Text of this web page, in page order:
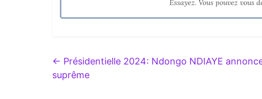
Essayez. Vous pouvez vous
← Présidentielle 2024: Ndongo NDIAYE
suprême